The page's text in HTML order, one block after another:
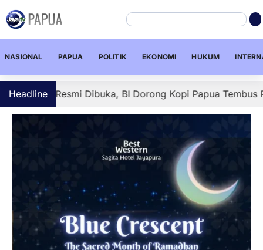
NASIONAL PAPUA POLITIK EKONOMI HUKUM
HeadlineDibuka, BI Dorong Kopi Papua Tembus Pasar